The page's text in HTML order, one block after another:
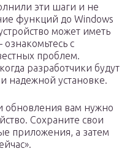
эти шаги и не
функций до Windows
может иметь
с
проблем.
разработчики будут
надежной установке.
обновления вам нужно
Сохраните свои
приложения, а затем